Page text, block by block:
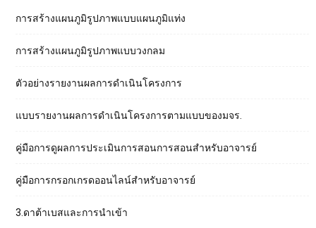
การสร้างแผนภูมิรูปภาพแบบแผนภูมิแท่ง
การสร้างแผนภูมิรูปภาพแบบวงกลม
ตัวอย่างรายงานผลการดำเนินโครงการ
แบบรายงานผลการดำเนินโครงการตามแบบของมจร.
คู่มือการดูผลการประเมินการสอนการสอนสำหรับอาจารย์
คู่มือการกรอกเกรดออนไลน์สำหรับอาจารย์
3.ดาต้าเบสและการนำเข้า